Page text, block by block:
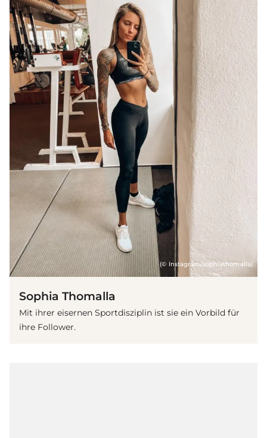
(© Instagram/sophiathomalla)
Sophia Thomalla
Mit ihrer eisernen Sportdisziplin ist sie ein Vorbild für
ihre Follower.